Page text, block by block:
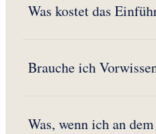
Was kostet das
Brauche ich
Was, wenn ich an